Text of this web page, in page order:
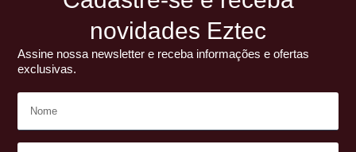
novidades Eztec
Assine nossa newsletter e receba informações e ofertas
exclusivas.